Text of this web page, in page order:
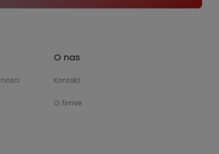
O nas
Kontakt
O firmie